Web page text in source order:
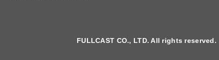
FULLCAST CO., LTD. All rights reserved.